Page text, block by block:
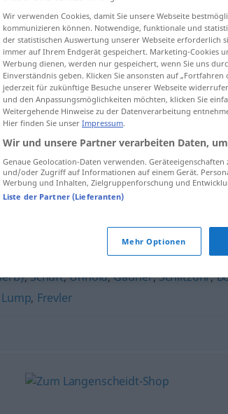
>
antippen)
,Schuft,Unhold,Gauner,Schlitzohr,
Lump, Frevler
Wir verwenden Cookies, damit Sie unsere Webseite
kommunizieren können. Notwendige, funktionale und
der statistischen Auswertung unserer Webseite erforderlich
immer auf Ihrem Endgerät gespeichert. Marketing-Cookies
Werbung dienen, werden nur gespeichert, wenn Sie uns
Einverständnis geben. Klicken Sie ansonsten auf
jederzeit für zukünftige Besuche unserer Webseite
und den Anpassungsmöglichkeiten möchten, klicken Sie
Weitergehende Hinweise zu der Datenverarbeitung
Hier finden Sie unser Impressum.
Wir und unsere Partner verarbeiten Daten,
Genaue Geolocation-Daten verwenden.
und/oder Zugriff auf Informationen auf einem Gerät.
Werbung und Inhalten, Zielgruppenforschung und
Liste der Partner (Lieferanten)
Mehr Optionen